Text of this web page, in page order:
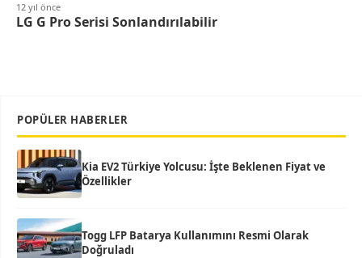
12 yıl önce
LG G Pro Serisi Sonlandırılabilir
POPÜLER HABERLER
Kia EV2 Türkiye Yolcusu: İşte Beklenen Fiyat ve
Özellikler
Togg LFP Batarya Kullanımını Resmi Olarak
Doğruladı